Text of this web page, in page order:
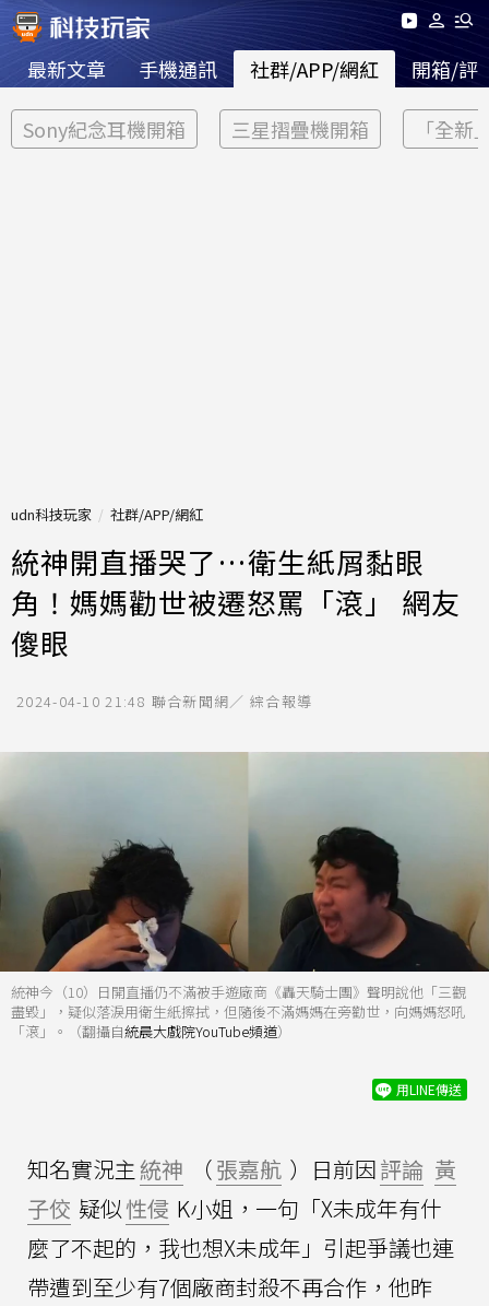
最新文章 手機通訊 社群/APP/網紅 開箱/評
Sony紀念耳機開箱 三星摺疊機開箱 「全新
udn科技玩家 社群/APP/網紅
統神開直播哭了…衛生紙屑黏眼
角！媽媽勸世被遷怒罵「滾」 網友
傻眼
2024-04-10 21:48 聯合新聞網／ 綜合報導
統神今（10）日開直播仍不滿被手遊廠商《轟天騎士團》聲明說他「三觀
盡毀」，疑似落淚用衛生紙擦拭，但隨後不滿媽媽在旁勸世，向媽媽怒吼
「滾」。（翻攝自統晨大戲院YouTube頻道）
用LINE傳送
知名實況主統神 （張嘉航 ）日前因評論 黃
子佼 疑似性侵 K小姐，一句「X未成年有什
麼了不起的，我也想X未成年」引起爭議也連
帶遭到至少有7個廠商封殺不再合作，他昨